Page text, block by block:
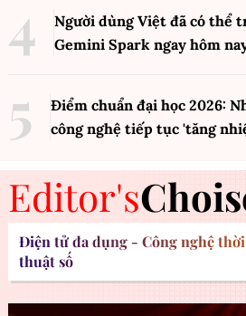
Người dùng Việt đã có thể
Gemini Spark ngay hôm
Điểm chuẩn đại học 2026:
công nghệ tiếp tục 'tăng
Editor's
Điện tử đa dụng - Công nghệ
thuật số